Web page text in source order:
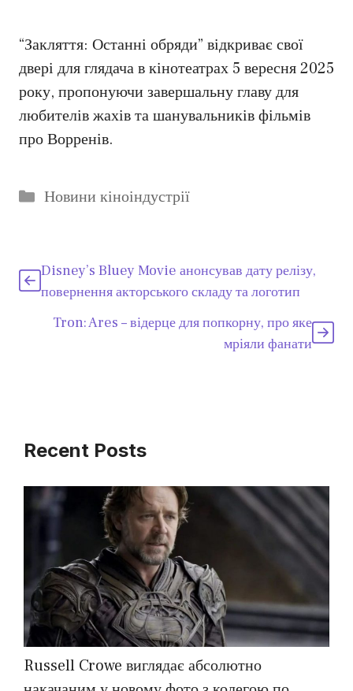
“Закляття: Останні обряди” відкриває свої
двері для глядача в кінотеатрах 5 вересня 2025
року, пропонуючи завершальну главу для
любителів жахів та шанувальників фільмів
про Ворренів.
Категорії
Новини кіноіндустрії
Disney’s Bluey Movie анонсував дату релізу,
повернення акторського складу та логотип
Tron: Ares – відерце для попкорну, про яке
мріяли фанати
Recent Posts
Russell Crowe виглядає абсолютно